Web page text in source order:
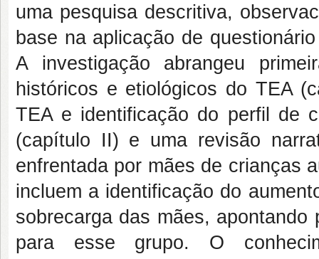
uma pesquisa descritiva,
base na aplicação de
A investigação abrangeu
históricos e etiológicos do TEA
TEA e identificação do perfil de
(capítulo II) e uma revisão
enfrentada por mães de crianças
incluem a identificação do
sobrecarga das mães,
para esse grupo. O